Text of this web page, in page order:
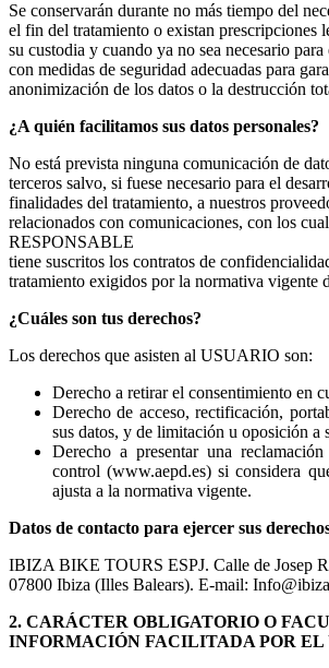
Se conservarán durante no más tiempo del
el fin del tratamiento o existan prescripciones
su custodia y cuando ya no sea necesario
con medidas de seguridad adecuadas para
anonimización de los datos o la destrucción
¿A quién facilitamos sus datos personales?
No está prevista ninguna comunicación de
terceros salvo, si fuese necesario para el
finalidades del tratamiento, a nuestros
relacionados con comunicaciones, con los
RESPONSABLE
tiene suscritos los contratos de
tratamiento exigidos por la normativa vigente
¿Cuáles son tus derechos?
Los derechos que asisten al USUARIO son:
Derecho a retirar el consentimiento en
Derecho de acceso, rectificación,
sus datos, y de limitación u oposición a
Derecho a presentar una
control (www.aepd.es) si considera
ajusta a la normativa vigente.
Datos de contacto para ejercer sus
IBIZA BIKE TOURS ESPJ. Calle de Josep
07800 Ibiza (Illes Balears). E-mail:
2. CARÁCTER OBLIGATORIO O
INFORMACIÓN FACILITADA POR EL